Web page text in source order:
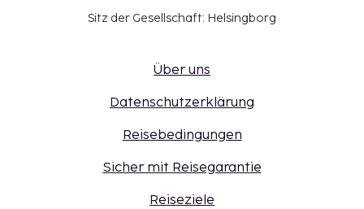
Sitz der Gesellschaft: Helsingborg
Über uns
Datenschutzerklärung
Reisebedingungen
Sicher mit Reisegarantie
Reiseziele